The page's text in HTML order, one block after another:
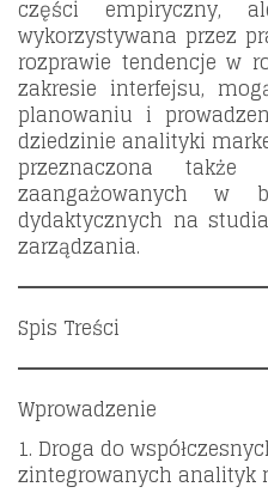
części empiryczny,
wykorzystywana przez
rozprawie tendencje w
zakresie interfejsu,
planowaniu i
dziedzinie analityki
przeznaczona
zaangażowanych w
dydaktycznych na
zarządzania.
Spis Treści
Wprowadzenie
1. Droga do
zintegrowanych analityk